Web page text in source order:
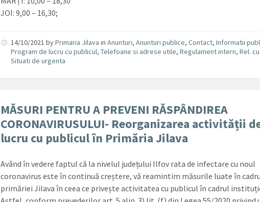
JOI: 9,00 – 16,30;
14/10/2021byPrimaria Jilava inAnunturi,Anunturi publice,Contact,Informatii
Program de lucru cu publicul, Telefoane si adrese utile,Regulament intern,Rel.
Situati de urgenta
MĂSURI PENTRU A PREVENI RĂSPÂNDIREA
CORONAVIRUSULUI- Reorganizarea activității
lucru cu publicul în Primăria Jilava
Având în vedere faptul că la nivelul județului Ilfov rata de infectare cu noul
coronavirus este în continuă creștere, vă reamintim măsurile luate în
primăriei Jilava în ceea ce privește activitatea cu publicul în cadrul